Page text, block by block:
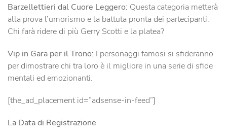
Barzellettieri dal Cuore Leggero: Questa categoria metterà
alla prova l’umorismo e la battuta pronta dei partecipanti.
Chi farà ridere di più Gerry Scotti e la platea?
Vip in Gara per il Trono: I personaggi famosi si sfideranno
per dimostrare chi tra loro è il migliore in una serie di sfide
mentali ed emozionanti.
[the_ad_placement id=”adsense-in-feed”]
La Data di Registrazione